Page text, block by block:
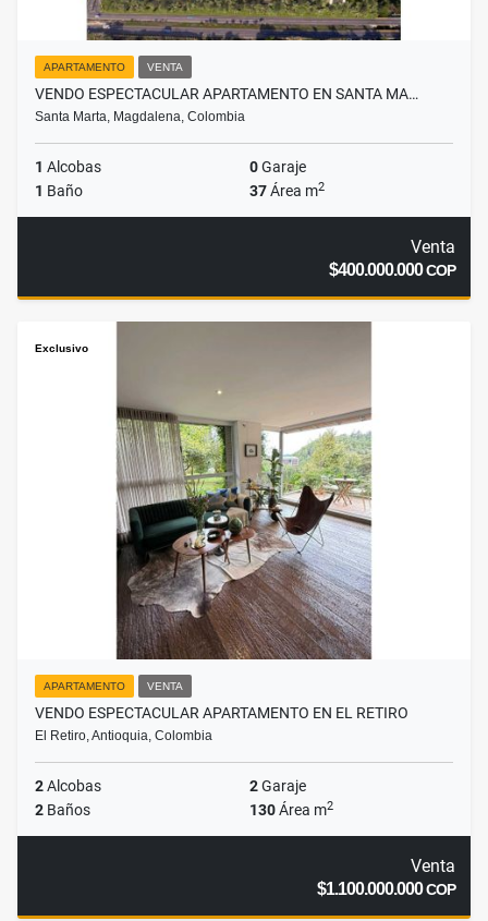
APARTAMENTO VENTA
VENDO ESPECTACULAR APARTAMENTO EN SANTA MA…
Santa Marta, Magdalena, Colombia
1 Alcobas 0Garaje
1 Baño 37Área m2
Venta
$400.000.000COP
Exclusivo
APARTAMENTO VENTA
VENDO ESPECTACULAR APARTAMENTO EN EL RETIRO
El Retiro, Antioquia, Colombia
2Alcobas 2Garaje
2 Baños 130Área m2
Venta
$1.100.000.000COP